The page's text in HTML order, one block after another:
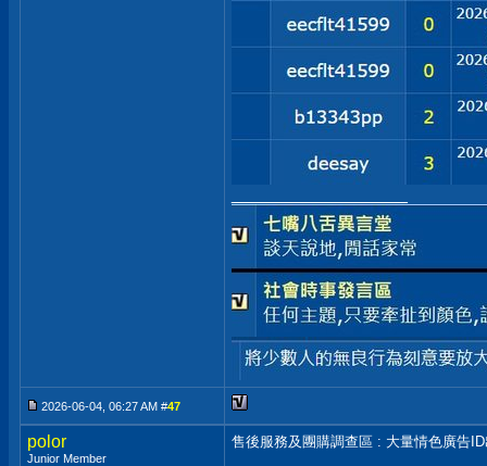
2026-06-04, 06:27 AM #47
polor
Junior Member
售後服務及團購調查區 : 大量情色廣告